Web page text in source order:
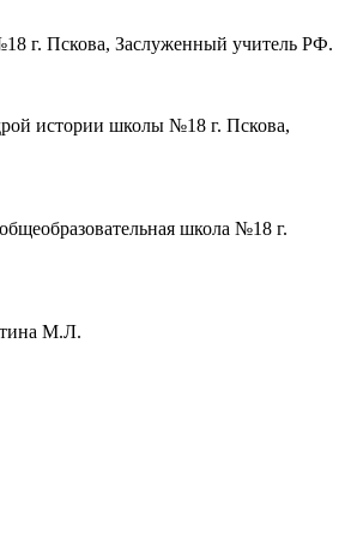
г. Пскова, Заслуженный учитель РФ.
истории школы №18 г. Пскова,
школа №18 г.
М.Л.